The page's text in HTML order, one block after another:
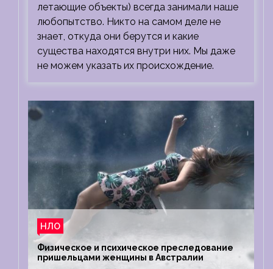
летающие объекты) всегда занимали наше
любопытство. Никто на самом деле не
знает, откуда они берутся и какие
существа находятся внутри них. Мы даже
не можем указать их происхождение.
НЛО
Физическое и психическое преследование
пришельцами женщины в Австралии